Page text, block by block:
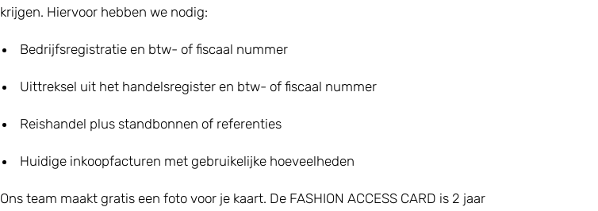
krijgen. Hiervoor hebben we nodig:
Bedrijfsregistratie en btw- of fiscaal nummer
Uittreksel uit het handelsregister en btw- of fiscaal nummer
Reishandel plus standbonnen of referenties
Huidige inkoopfacturen met gebruikelijke hoeveelheden
Ons team maakt gratis een foto voor je kaart. De FASHION ACCESS CARD is 2 jaar